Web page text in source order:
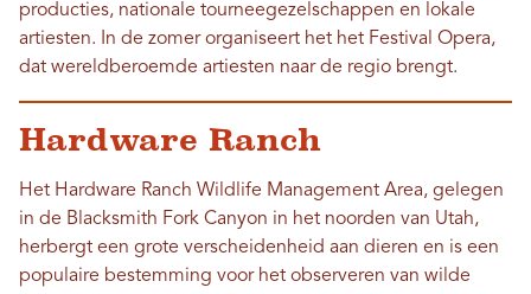
producties, nationale tourneegezelschappen en lokale
artiesten. In de zomer organiseert het het Festival Opera,
dat wereldberoemde artiesten naar de regio brengt.
Hardware Ranch
Het Hardware Ranch Wildlife Management Area, gelegen
in de Blacksmith Fork Canyon in het noorden van Utah,
herbergt een grote verscheidenheid aan dieren en is een
populaire bestemming voor het observeren van wilde